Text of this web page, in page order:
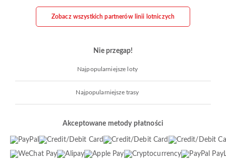
Zobacz wszystkich partnerów linii lotniczych
Nie przegap!
Najpopularniejsze loty
Najpopularniejsze trasy
Akceptowane metody płatności